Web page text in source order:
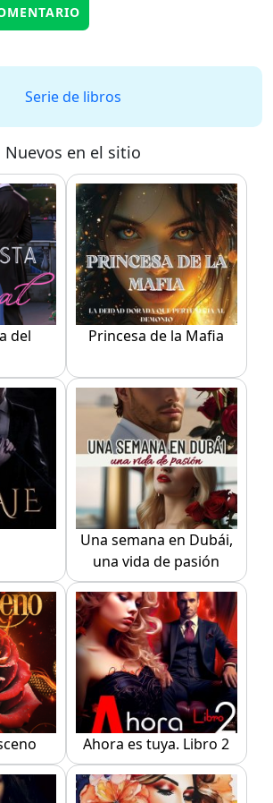
Serie de libros
Nuevos en el sitio
del
Princesa de la Mafia
Una semana en Dubái,
una vida de pasión
Ahora es tuya. Libro 2